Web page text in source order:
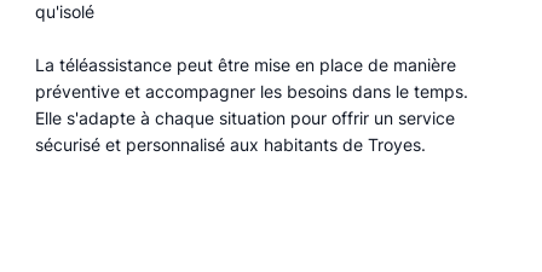
qu'isolé
La téléassistance peut être mise en place de manière
préventive et accompagner les besoins dans le temps.
Elle s'adapte à chaque situation pour offrir un service
sécurisé et personnalisé aux habitants de Troyes.